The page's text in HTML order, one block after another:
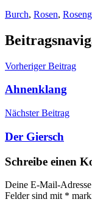
Burch, Rosen,
Vorheriger Beitrag
Ahnenklang
Nächster Beitrag
Der Giersch
Schreibe einen
Deine E-Mail-
Felder sind mit *